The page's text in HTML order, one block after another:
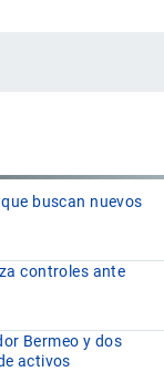
buscan nuevos
controles ante
Bermeo y dos
activos